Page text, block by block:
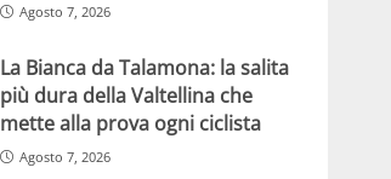
Agosto 7, 2026
La Bianca da Talamona: la salita
più dura della Valtellina che
mette alla prova ogni ciclista
Agosto 7, 2026